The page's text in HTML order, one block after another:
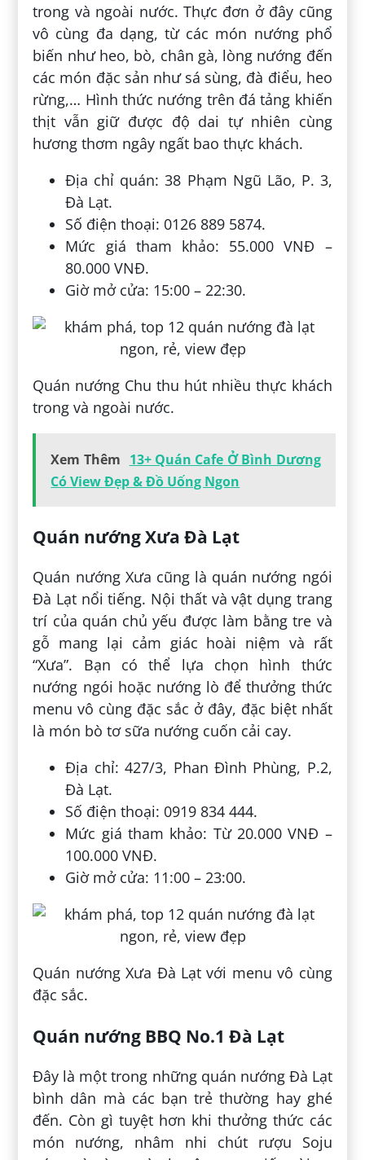
trong và ngoài nước. Thực đơn ở đây cũng
vô cùng đa dạng, từ các món nướng phổ
biến như heo, bò, chân gà, lòng nướng đến
các món đặc sản như sá sùng, đà điểu, heo
rừng,… Hình thức nướng trên đá tảng khiến
thịt vẫn giữ được độ dai tự nhiên cùng
hương thơm ngây ngất bao thực khách.
Địa chỉ quán: 38 Phạm Ngũ Lão, P. 3,
Đà Lạt.
Số điện thoại: 0126 889 5874.
Mức giá tham khảo: 55.000 VNĐ –
80.000 VNĐ.
Giờ mở cửa: 15:00 – 22:30.
Quán nướng Chu thu hút nhiều thực khách
trong và ngoài nước.
Xem Thêm 13+ Quán Cafe Ở Bình Dương
Có View Đẹp & Đồ Uống Ngon
Quán nướng Xưa Đà Lạt
Quán nướng Xưa cũng là quán nướng ngói
Đà Lạt nổi tiếng. Nội thất và vật dụng trang
trí của quán chủ yếu được làm bằng tre và
gỗ mang lại cảm giác hoài niệm và rất
“Xưa”. Bạn có thể lựa chọn hình thức
nướng ngói hoặc nướng lò để thưởng thức
menu vô cùng đặc sắc ở đây, đặc biệt nhất
là món bò tơ sữa nướng cuốn cải cay.
Địa chỉ: 427/3, Phan Đình Phùng, P.2,
Đà Lạt.
Số điện thoại: 0919 834 444.
Mức giá tham khảo: Từ 20.000 VNĐ –
100.000 VNĐ.
Giờ mở cửa: 11:00 – 23:00.
Quán nướng Xưa Đà Lạt với menu vô cùng
đặc sắc.
Quán nướng BBQ No.1 Đà Lạt
Đây là một trong những quán nướng Đà Lạt
bình dân mà các bạn trẻ thường hay ghé
đến. Còn gì tuyệt hơn khi thưởng thức các
món nướng, nhâm nhi chút rượu Soju